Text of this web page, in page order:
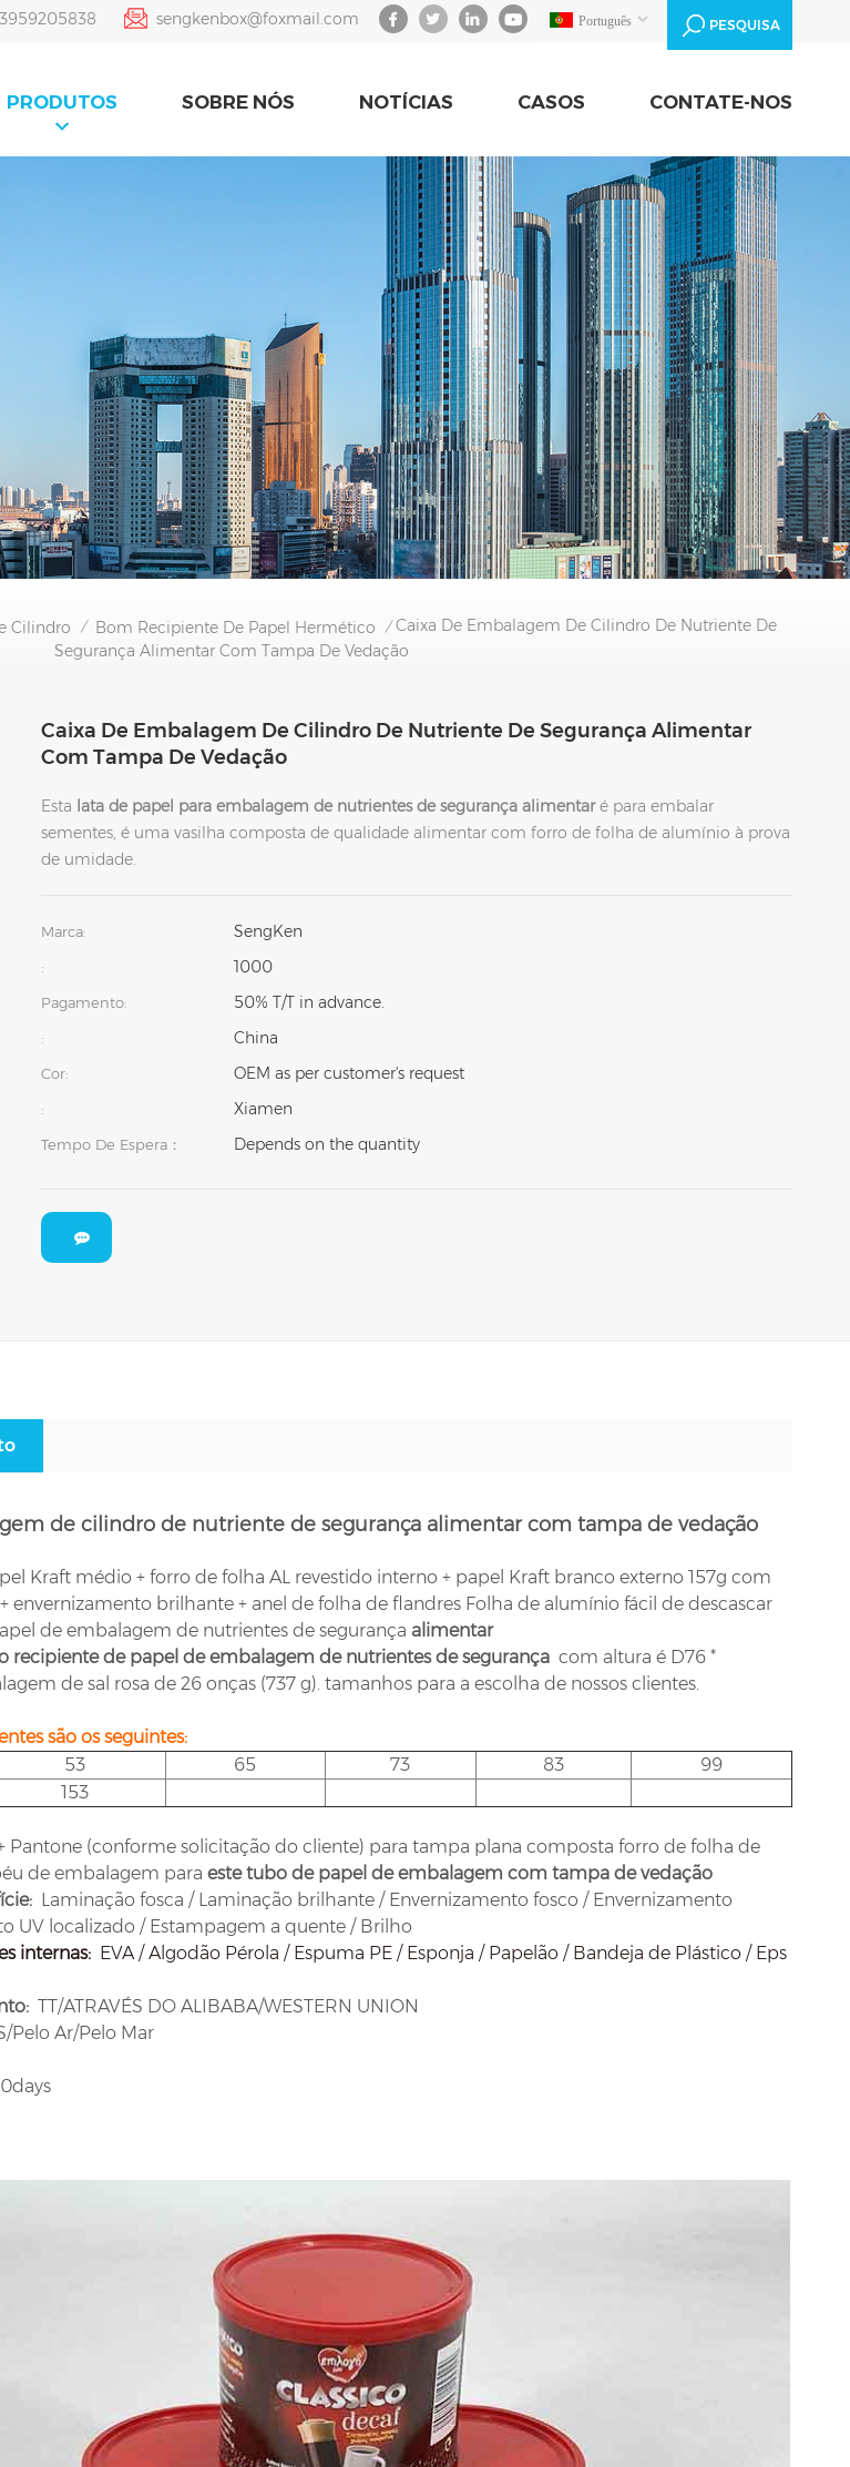
PESQUISA
Português
sengkenbox@foxmail.com
PRODUTOS SOBRE NÓS NOTÍCIAS CASOS CONTATE-NOS
Cilindro / Bom Recipiente De Papel Hermético / Caixa De Embalagem De Cilindro De Nutriente De
Segurança Alimentar Com Tampa De Vedação
Caixa De Embalagem De Cilindro De Nutriente De Segurança Alimentar
Com Tampa De Vedação
Esta lata de papel para embalagem de nutrientes de segurança alimentaré para embalar
sementes, é uma vasilha composta de qualidade alimentar com forro de folha de alumínio à prova
de umidade.
Marca: SengKen
: 1000
Pagamento: 50% T/T in advance.
: China
Cor: OEM as per customer's request
: Xiamen
Tempo De Espera： Depends on the quantity
de cilindro de nutriente de segurança alimentar com tampa de vedação
Kraft médio + forro de folha AL revestido interno + papel Kraft branco externo 157g com
envernizamento brilhante + anel de folha de flandres Folha de alumínio fácil de descascar
de embalagem de nutrientes de segurança alimentar
recipiente de papel de embalagem de nutrientes de segurançacom altura é D76 *
de sal rosa de 26 onças (737 g). tamanhos para a escolha de nossos clientes.
são os seguintes:
53 65 73 83
99
153
Pantone (conforme solicitação do cliente) para tampa plana composta forro de folha de
de embalagem para este tubo de papel de embalagem com tampa de vedação
Laminação fosca / Laminação brilhante / Envernizamento fosco / Envernizamento
UV localizado / Estampagem a quente / Brilho
internas: EVA / Algodão Pérola / Espuma PE / Esponja / Papelão / Bandeja de Plástico / Eps
TT/ATRAVÉS DO ALIBABA/WESTERN UNION
Pelo Ar/Pelo Mar